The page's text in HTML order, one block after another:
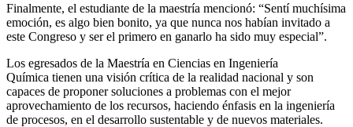
Finalmente, el estudiante de la maestría mencionó: “Sentí muchísima
emoción, es algo bien bonito, ya que nunca nos habían invitado a
este Congreso y ser el primero en ganarlo ha sido muy especial”.
Los egresados de la Maestría en Ciencias en Ingeniería
Química tienen una visión crítica de la realidad nacional y son
capaces de proponer soluciones a problemas con el mejor
aprovechamiento de los recursos, haciendo énfasis en la ingeniería
de procesos, en el desarrollo sustentable y de nuevos materiales.